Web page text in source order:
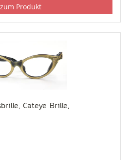
zum Produkt
Cateye Brille,